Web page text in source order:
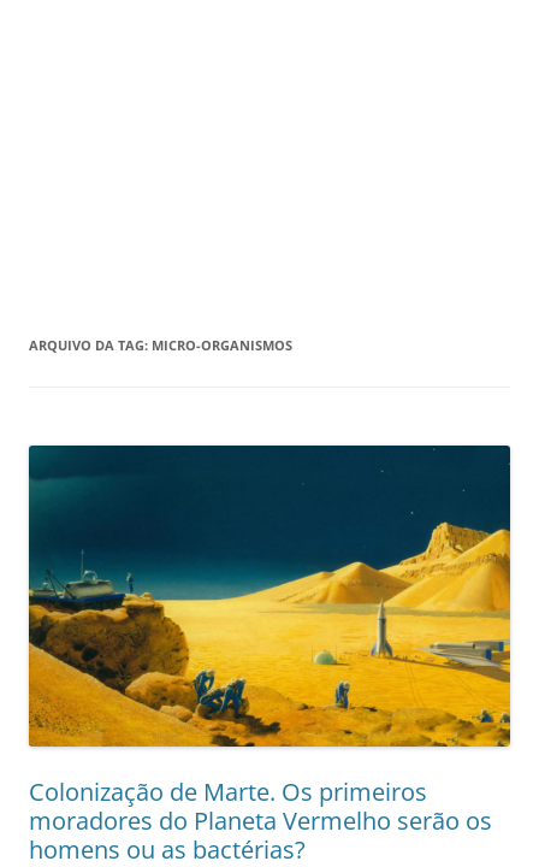
ARQUIVO DA TAG: MICRO-ORGANISMOS
Colonização de Marte. Os primeiros
moradores do Planeta Vermelho serão os
homens ou as bactérias?